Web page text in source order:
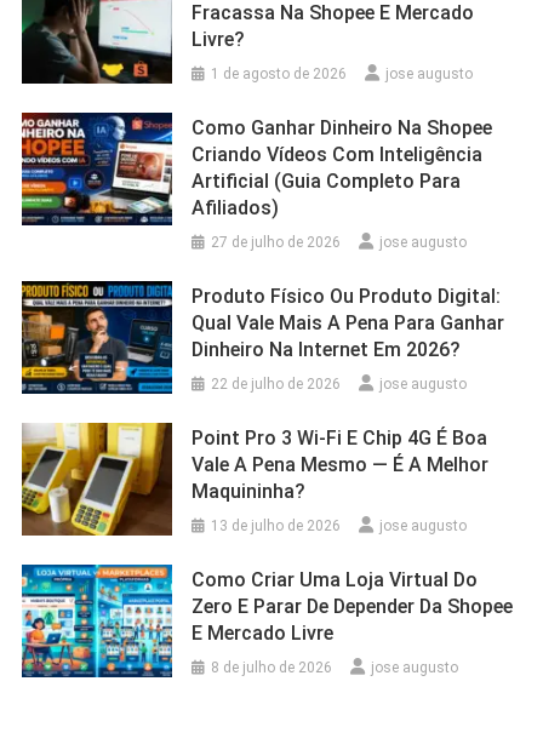
Fracassa Na Shopee E Mercado
Livre?
1 de agosto de 2026 jose augusto
Como Ganhar Dinheiro Na Shopee
Criando Vídeos Com Inteligência
Artificial (Guia Completo Para
Afiliados)
27 de julho de 2026 jose augusto
Produto Físico Ou Produto Digital:
Qual Vale Mais A Pena Para Ganhar
Dinheiro Na Internet Em 2026?
22 de julho de 2026 jose augusto
Point Pro 3 Wi‑Fi E Chip 4G É Boa
Vale A Pena Mesmo — É A Melhor
Maquininha?
13 de julho de 2026 jose augusto
Como Criar Uma Loja Virtual Do
Zero E Parar De Depender Da Shopee
E Mercado Livre
8 de julho de 2026 jose augusto